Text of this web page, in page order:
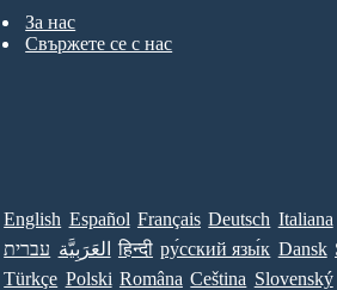
За нас
Свържете се с нас
English Español Français Deutsch Italiana
עברית العَرَبِيَّة हिन्दी ру́сский язы́к Dansk
Türkçe Polski Româna Ceština Slovenský